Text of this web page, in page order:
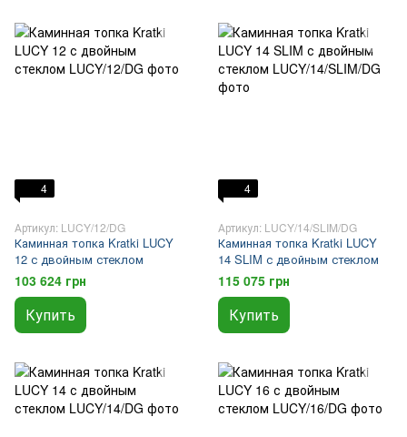
4
Артикул: LUCY/12/DG
Каминная топка Kratki LUCY
12 с двойным стеклом
103 624 грн
Купить
4
Артикул: LUCY/14/SLIM/DG
Каминная топка Kratki LUCY
14 SLIM с двойным стеклом
115 075 грн
Купить